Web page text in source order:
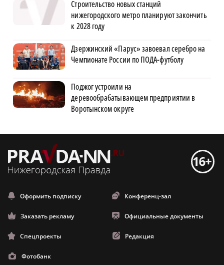
Строительство новых станций
нижегородского метро планируют закончить
к 2028 году
Дзержинский «Парус» завоевал серебро на
Чемпионате России по ПОДА-футболу
Поджог устроили на
деревообрабатывающем предприятии в
Воротынском округе
Оформить подписку Конференц-зал
Заказать рекламу Официальные документы
Спецпроекты Редакция
Фотобанк